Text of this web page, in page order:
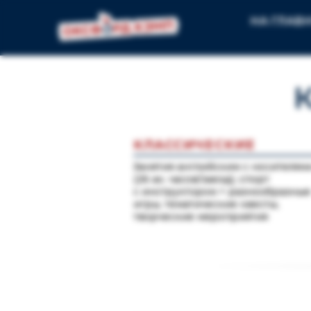
НА
КЛАССИЧЕСКИЕ
Занятия английским с
(26 ак. часов/заезд), спорт
с инструктором + разнообразные
игры, тематические квесты,
творческие мероприятия